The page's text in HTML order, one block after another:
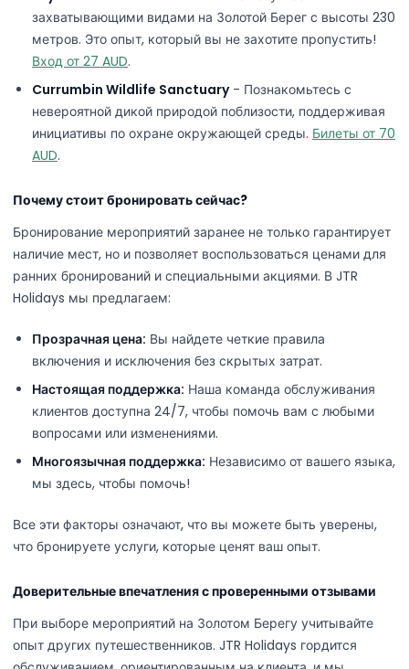
захватывающими видами на Золотой Берег с высоты 230
метров. Это опыт, который вы не захотите пропустить!
Вход от 27 AUD.
Currumbin Wildlife Sanctuary- Познакомьтесь с
невероятной дикой природой поблизости, поддерживая
инициативы по охране окружающей среды. Билеты от 70
AUD.
Почему стоит бронировать сейчас?
Бронирование мероприятий заранее не только гарантирует
наличие мест, но и позволяет воспользоваться ценами для
ранних бронирований и специальными акциями. В JTR
Holidays мы предлагаем:
Прозрачная цена: Вы найдете четкие правила
включения и исключения без скрытых затрат.
Настоящая поддержка: Наша команда обслуживания
клиентов доступна 24/7, чтобы помочь вам с любыми
вопросами или изменениями.
Многоязычная поддержка: Независимо от вашего языка,
мы здесь, чтобы помочь!
Все эти факторы означают, что вы можете быть уверены,
что бронируете услуги, которые ценят ваш опыт.
Доверительные впечатления с проверенными отзывами
При выборе мероприятий на Золотом Берегу учитывайте
опыт других путешественников. JTR Holidays гордится